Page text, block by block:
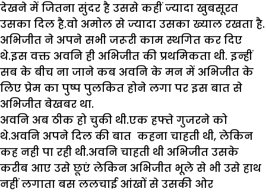
देखने में जितना सुंदर है उससे कहीं ज्यादा खुबसूरत
उसका दिल है.वो अमोल से ज्यादा उसका ख्याल रखता है.
अभिजीत ने अपने सभी जरूरी काम स्थगित कर दिए
थे.इस वक्त अवनि ही अभिजीत की प्रथमिकता थी. इन्हीं
सब के बीच ना जाने कब अवनि के मन में अभिजीत के
लिए प्रेम का पुष्प पुलकित होने लगा पर इस बात ‌से
अभिजीत बेखबर था.
अवनि अब ठीक हो चुकी थी.एक हफ्ते गुजरने को
थे.अवनि अपने दिल की बात कहना चाहती थी, लेकिन
कह‌ नही पा रही थी.अवनि चाहती थी अभिजीत उसके
करीब आए उसे छूएं लेकिन अभिजीत भूले से भी उसे हाथ
नहीं लगाता बस ललचाई आंखों से उसकी ओर